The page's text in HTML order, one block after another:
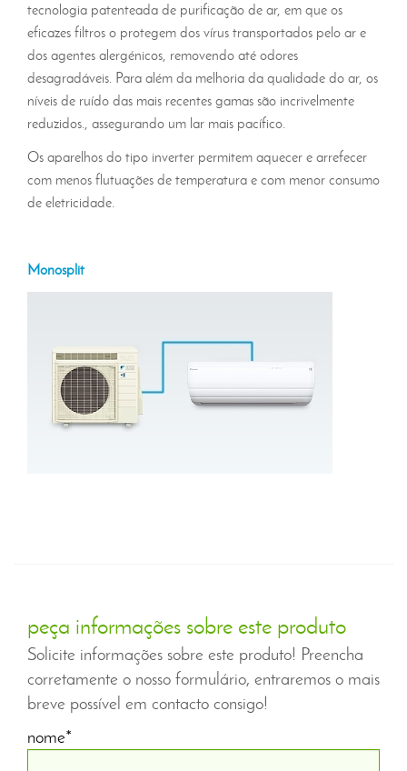
tecnologia patenteada de purificação de ar, em que os
eficazes filtros o protegem dos vírus transportados pelo ar e
dos agentes alergénicos, removendo até odores
desagradáveis. Para além da melhoria da qualidade do ar, os
níveis de ruído das mais recentes gamas são incrivelmente
reduzidos., assegurando um lar mais pacífico.
Os aparelhos do tipo inverter permitem aquecer e arrefecer
com menos flutuações de temperatura e com menor consumo
de eletricidade.
Monosplit
peça informações sobre este produto
Solicite informações sobre este produto! Preencha
corretamente o nosso formulário, entraremos o mais
breve possível em contacto consigo!
nome*